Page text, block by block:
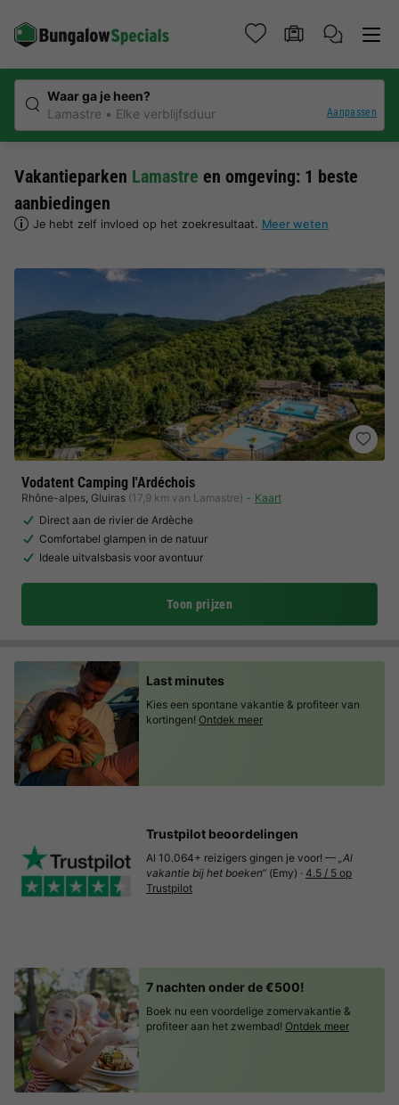
Waar ga je heen?
Lamastre
Elke verblijfsduur Aanpassen
Vakantieparken Lamastre en omgeving: 1 beste
aanbiedingen
Je hebt zelf invloed op het zoekresultaat. Meer weten
Vodatent Camping l'Ardéchois
Rhône-alpes, Gluiras (17,9 km van Lamastre)
Kaart
Direct aan de rivier de Ardèche
Comfortabel glampen in de natuur
Ideale uitvalsbasis voor avontuur
Toon prijzen
Last minutes
Kies een spontane vakantie & profiteer van
kortingen! Ontdek meer
Trustpilot beoordelingen
Al 10.064+ reizigers gingen je voor! — „Al
vakantie bij het boeken“ (Emy) · 4.5 / 5 op
Trustpilot
7 nachten onder de €500!
Boek nu een voordelige zomervakantie &
profiteer aan het zwembad! Ontdek meer